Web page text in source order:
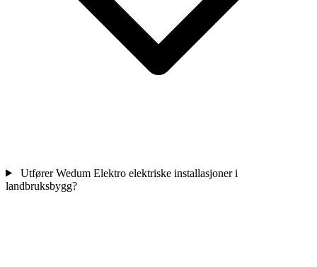
Utfører Wedum Elektro elektriske installasjoner i
landbruksbygg?